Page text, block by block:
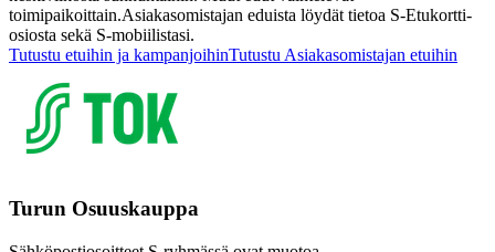
toimipaikoittain.Asiakasomistajan eduista löydät tietoa S-Etukortti-
osiosta sekä S-mobiilistasi.
Tutustu etuihin ja kampanjoihinTutustu Asiakasomistajan etuihin
Turun Osuuskauppa